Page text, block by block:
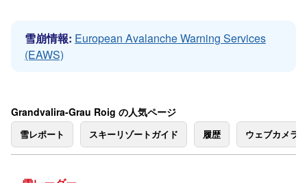
雪崩情報: European Avalanche Warning Services
(EAWS)
Grandvalira-Grau Roig の人気ページ
雪レポート スキーリゾートガイド 履歴 ウェブカメラ